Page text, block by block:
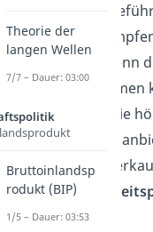
zu einem
Absatzmarkt,
denn
inländischen Firmen
Ausland durch die
nicht mehr billig
Unternehmen
und müssen
abbauen.
Theorie der
langen Wellen
7/7 – Dauer: 03:00
Bruttoinlandsp
rodukt (BIP)
1/5 – Dauer: 03:53